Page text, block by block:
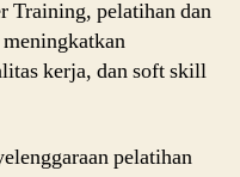
Training, pelatihan dan
kerja, dan soft skill
pelatihan